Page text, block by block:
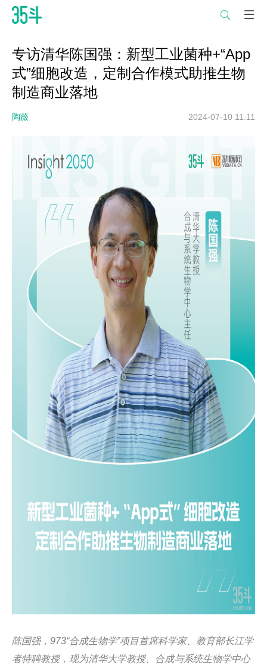

专访清华陈国强：新型工业菌种+“App
式”细胞改造，定制合作模式助推生物
制造商业落地
陶薇 2024-07-10 11:11
陈国强，973“合成生物学”项目首席科学家、教育部长江学
者特聘教授，现为清华大学教授、合成与系统生物学中心